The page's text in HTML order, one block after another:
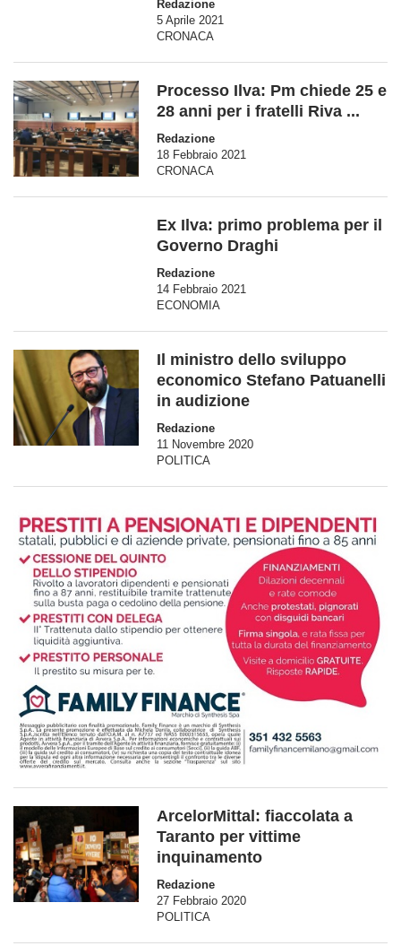
Redazione
5 Aprile 2021
CRONACA
Processo Ilva: Pm chiede 25 e
28 anni per i fratelli Riva ...
Redazione
18 Febbraio 2021
CRONACA
Ex Ilva: primo problema per il
Governo Draghi
Redazione
14 Febbraio 2021
ECONOMIA
Il ministro dello sviluppo
economico Stefano Patuanelli
in audizione
Redazione
11 Novembre 2020
POLITICA
ArcelorMittal: fiaccolata a
Taranto per vittime
inquinamento
Redazione
27 Febbraio 2020
POLITICA